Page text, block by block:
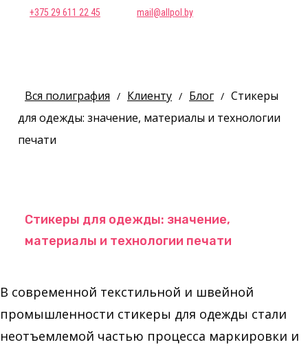
+375 29 611 22 45 mail@allpol.by
Вся полиграфия / Клиенту / Блог / Стикеры
для одежды: значение, материалы и технологии
печати
Стикеры для одежды: значение,
материалы и технологии печати
В современной текстильной и швейной
промышленности стикеры для одежды стали
неотъемлемой частью процесса маркировки и